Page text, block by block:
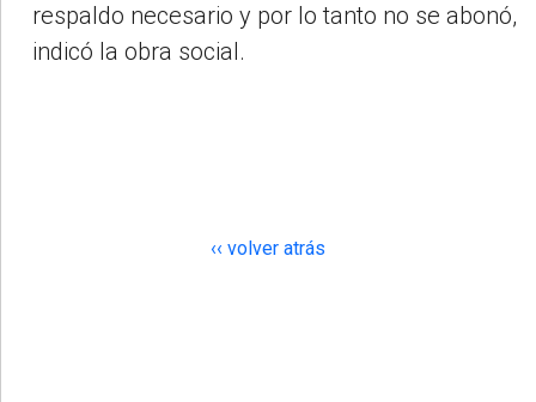
respaldo necesario y por lo tanto no se abonó,
indicó la obra social.
‹‹ volver atrás